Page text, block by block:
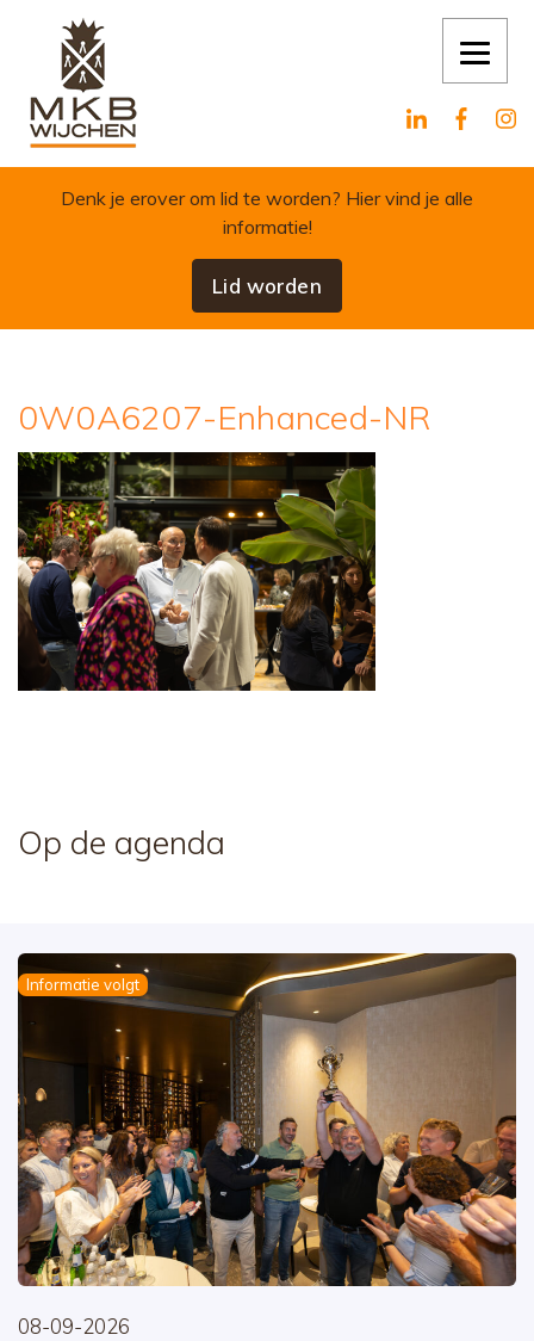
Skip to content
Denk je erover om lid te worden? Hier vind je alle
informatie!
Lid worden
0W0A6207-Enhanced-NR
Op de agenda
Informatie volgt
08-09-2026